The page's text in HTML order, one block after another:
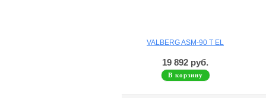
VALBERG ASM-90 T EL
19 892 руб.
В корзину